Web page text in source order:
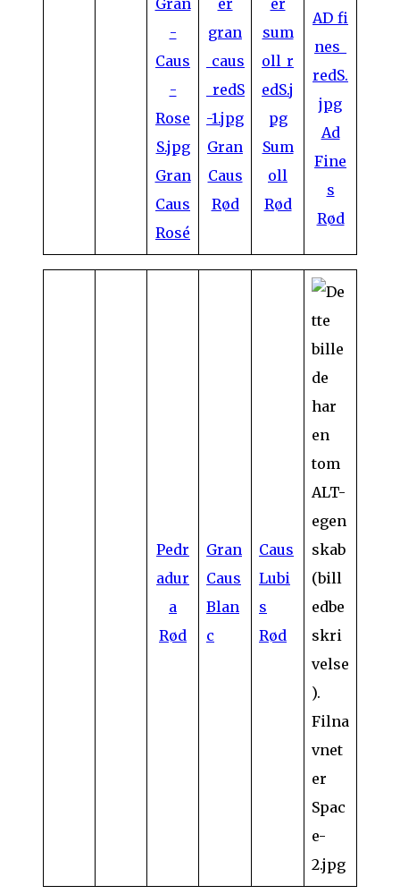
Gran
Caus
Rosé
Gran
Caus
Rød
Sum
oll
Rød
Ad
Fine
s
Rød
Pedr
adur
a
Rød
Gran
Caus
Blan
c
Caus
Lubi
s
Rød